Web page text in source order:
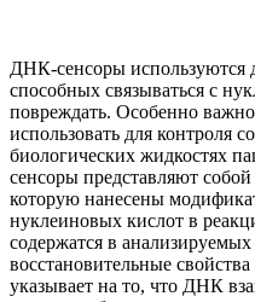
ДНК-сенсоры используются
способных связываться с
повреждать. Особенно
использовать для контроля
биологических жидкостях
сенсоры представляют
которую нанесены
нуклеиновых кислот в
содержатся в
восстановительные
указывает на то, что ДНК